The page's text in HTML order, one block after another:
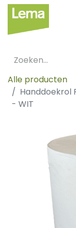
Alle producten
Handdoekrol
- WIT